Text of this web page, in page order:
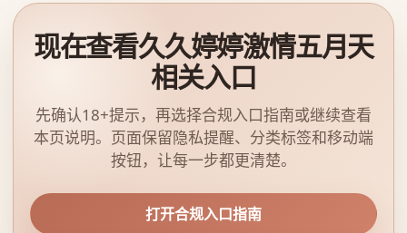
现在查看久久婷婷激情五月天
相关入口
先确认18+提示，再选择合规入口指南或继续查看
本页说明。页面保留隐私提醒、分类标签和移动端
按钮，让每一步都更清楚。
打开合规入口指南